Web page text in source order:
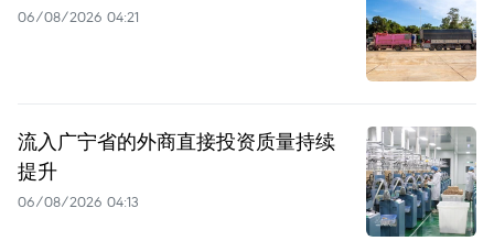
06/08/2026 04:21
流入广宁省的外商直接投资质量持续
提升
06/08/2026 04:13